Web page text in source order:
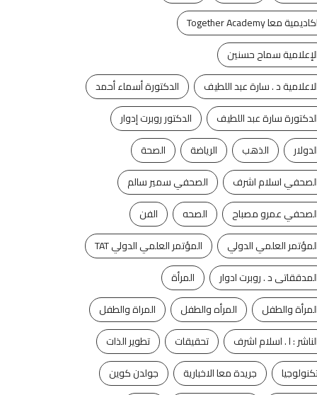
آخر الأخبار الفن
الحفلة الثانية بـ
مصر فى...
5, 2024
آخر الأخبار
ليه الأرض لها قمر واحد
وكواكب أخرى...
يوليو 5, 2024
اكاديمية معا Together Academy
الإعلامية سماح حسنين
الاعلامية د . سارة عبد اللطيف
الدكتورة أسماء أحمد
الدكتورة سارة عبد اللطيف
الدكتور روبرت إدوار
الدولار
الذهب الرياضة
الصحة
الصحفي اسلام اشرف
الصحفي سمير سالم
الصحفي عمرو مصباح
الصحه
الفن
المؤتمر العلمي الدولي
المؤتمر العلمي الدولي TAT
المدققاتى د . روبرت ادوار
المرأة
المرأة والطفل
المرأه والطفل
المراة والطفل
الناشر : ا . اسلام اشرف
تحقيقات
تطوير الذات
جريدة معا الاخبارية
جولدن كوين